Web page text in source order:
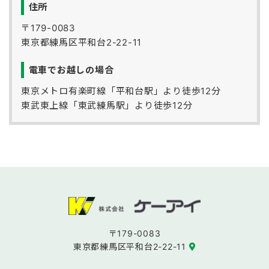
住所
〒179-0083
東京都練馬区平和台2-22-11
電車でお越しの場合
東京メトロ有楽町線「平和台駅」より徒歩12分
東武東上線「東武練馬駅」より徒歩12分
〒179-0083
東京都練馬区平和台2-22-11